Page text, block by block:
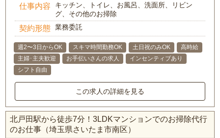
仕事内容
キッチン、トイレ、お風呂、洗面所、リビン
グ、その他のお掃除
契約形態 業務委託
週2〜3日からOK スキマ時間勤務OK 土日祝のみOK
高時給
主婦･主夫歓迎
お手伝いさんの求人
インセンティブあり
シフト自由
この求人の詳細を見る
北戸田駅から徒歩7分！3LDKマンションでのお掃除代行
のお仕事（埼玉県さいたま市南区）